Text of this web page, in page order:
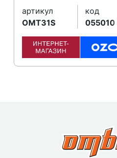
артикул
OMT31S
код
055010